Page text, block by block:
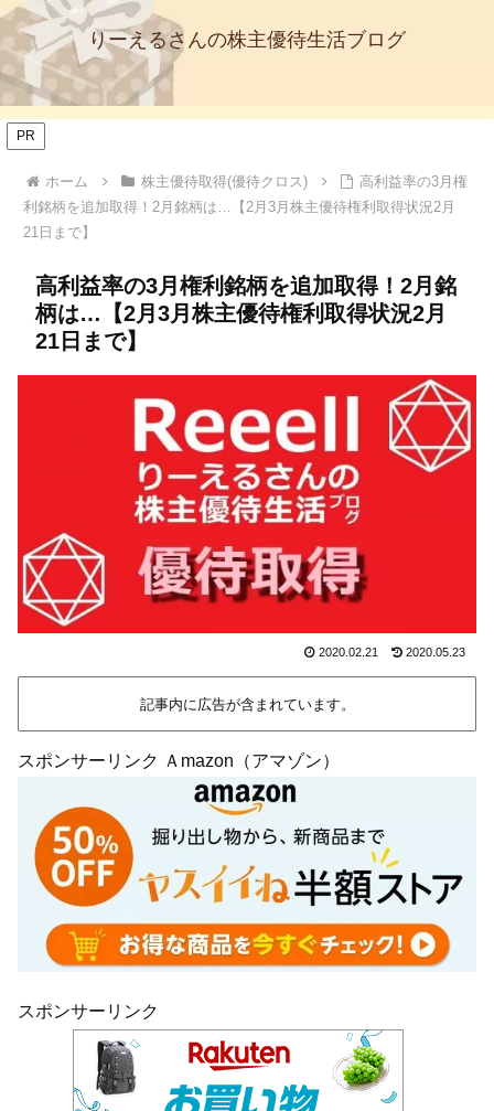
りーえるさんの株主優待生活ブログ
PR
ホーム 株主優待取得(優待クロス)
高利益率の3月権
利銘柄を追加取得！2月銘柄は…【2月3月株主優待権利取得状況2月
21日まで】
高利益率の3月権利銘柄を追加取得！2月銘
柄は…【2月3月株主優待権利取得状況2月
21日まで】
2020.02.21 2020.05.23
記事内に広告が含まれています。
スポンサーリンク Ａmazon（アマゾン）
スポンサーリンク